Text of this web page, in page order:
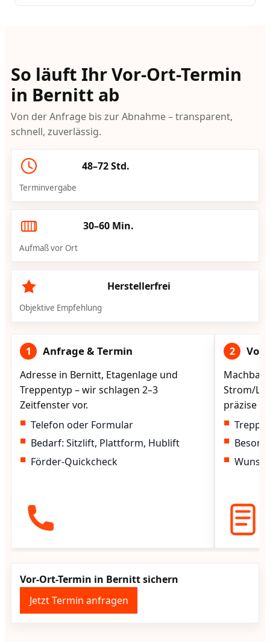
So läuft Ihr Vor-Ort-Termin
in Bernitt ab
Von der Anfrage bis zur Abnahme – transparent,
schnell, zuverlässig.
48–72 Std.
Terminvergabe
30–60 Min.
Aufmaß vor Ort
Herstellerfrei
Objektive Empfehlung
1 Anfrage & Termin
Adresse in Bernitt, Etagenlage und
Treppentyp – wir schlagen 2–3
Zeitfenster vor.
Telefon oder Formular
Bedarf: Sitzlift, Plattform, Hublift
Förder-Quickcheck
2
Strom/
präzise
Vor-Ort-Termin in Bernitt sichern
Jetzt Termin anfragen